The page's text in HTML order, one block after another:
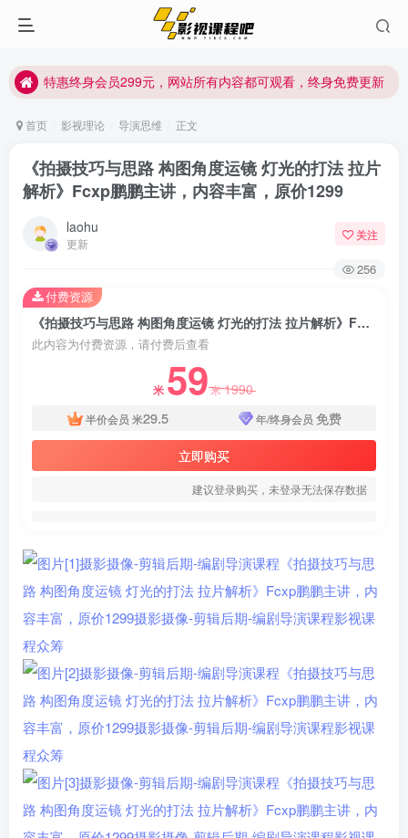
特惠终身会员299元，网站所有内容都可观看，终身免费更新
特惠终身会员299元，网站所有内容都可观看，终身免费更新
首页 影视理论 导演思维 正文
《拍摄技巧与思路 构图角度运镜 灯光的打法 拉片
解析》Fcxp鹏鹏主讲，内容丰富，原价1299
laohu
更新
关注
256
《拍摄技巧与思路 构图角度运镜 灯光的打法 拉片解析》Fcxp鹏鹏主讲，内容丰富，原价1299
此内容为付费资源，请付费后查看
米 59米1990
半价会员 米29.5 年/终身会员 免费
立即购买
建议登录购买，未登录无法保存数据
付费资源